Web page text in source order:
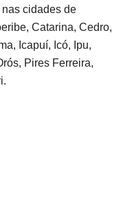
cidades de
Catarina, Cedro,
Pires Ferreira,